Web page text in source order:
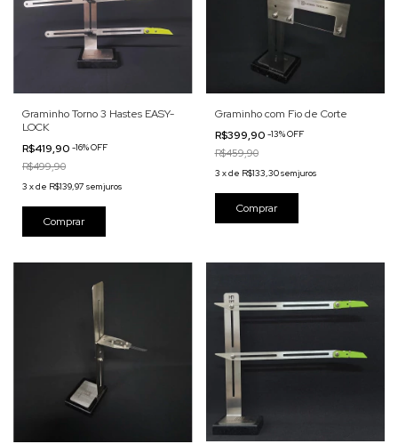
Graminho Torno 3 Hastes EASY-
LOCK
R$419,90 -16%OFF
R$499,90
3 xde R$139,97 sem juros
Graminho com Fio de Corte
R$399,90 -13%OFF
R$459,90
3 xde R$133,30sem juros